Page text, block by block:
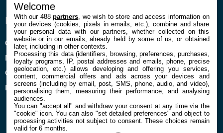
ENTREPRISE
Qui sommes nous
Mentions légales et CGU
Confidentialité et Cookies
Préférences cookies
À PROPOS
La rédaction
Contact
Welcome
With our 488partners , we wish to store and access information on
your devices (cookies, pixels in emails, etc.), combine and share
your personal data with our partners, whether collected on this
website or in our emails, already held by some of us, or obtained
later, including in other contexts.
Processing this data (identifiers, browsing, preferences, purchases,
loyalty programs, IP, postal addresses and emails, phone, precise
geolocation, etc.) allows developing and offering you services,
content, commercial offers and ads across your devices and
screens (including by email, post, SMS, phone, audio, and video),
personalising them, measuring their performance, and analysing
audiences.
You can "accept all" and withdraw your consent at any time via the
"cookie" icon. You can also "set detailed preferences" and object to
processing activities not subject to consent. These choices remain
valid for 6 months.